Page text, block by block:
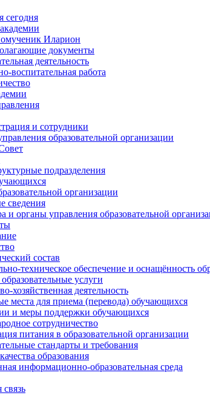
сегодня
Иларион
документы
деятельность
воспитательная работа
и сотрудники
образовательной организации
подразделения
организации
сведения
и органы управления образовательной
состав
техническое обеспечение и оснащённость
услуги
хозяйственная деятельность
места для приема (перевода) обучающихся
и меры поддержки обучающихся
сотрудничество
питания в образовательной организации
стандарты и требования
образования
информационно-образовательная среда
связь